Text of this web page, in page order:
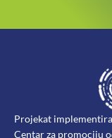
Projekat
Centar za promociju